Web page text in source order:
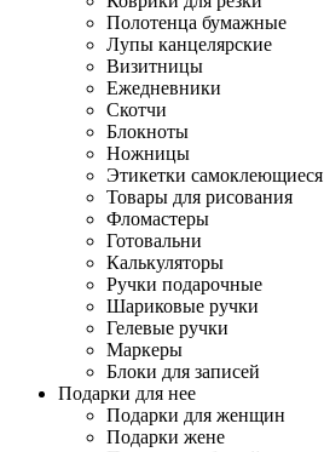
Полотенца бумажные
Лупы канцелярские
Визитницы
Ежедневники
Скотчи
Блокноты
Ножницы
Этикетки самоклеющиеся
Товары для рисования
Фломастеры
Готовальни
Калькуляторы
Ручки подарочные
Шариковые ручки
Гелевые ручки
Маркеры
Блоки для записей
Подарки для нее
Подарки для женщин
Подарки жене